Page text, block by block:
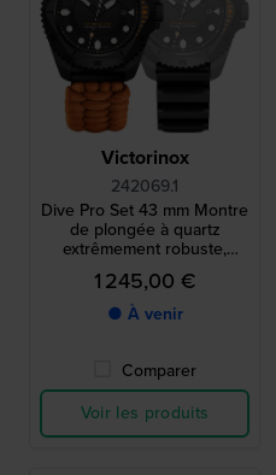
Victorinox
242069.1
Dive Pro Set 43 mm Montre
de plongée à quartz
extrêmement robuste,
dotée d’un bracelet en
paracorde et d’un bracelet
en caoutchouc véritable
1 245,00 €
● À venir
Comparer
Voir les produits